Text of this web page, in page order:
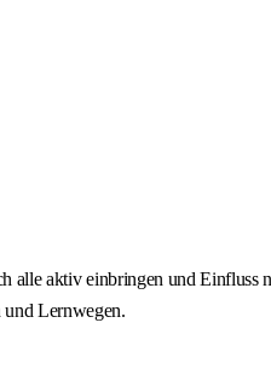
alle aktiv einbringen und Einfluss
Lernwegen.